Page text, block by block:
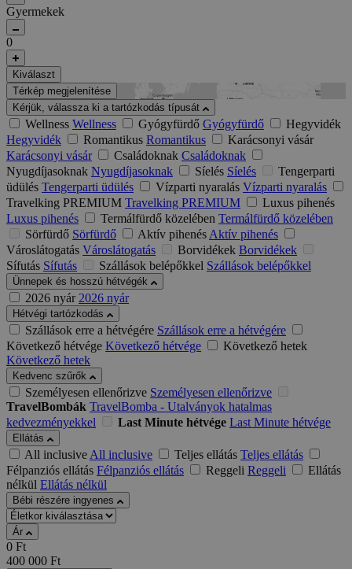
Gyermekek
0
Kiválaszt
Térkép megjelenítése
Kérjük, válassza ki a tartózkodás típusát
Wellness Wellness Gyógyfürdő Gyógyfürdő
Hegyvidék
Hegyvidék
Romantikus Romantikus
Karácsonyi vásár
Karácsonyi vásár
Családoknak Családoknak
Nyugdíjasoknak Nyugdíjasoknak Síelés Síelés
Tengerparti
üdülés Tengerparti üdülés Vízparti nyaralás Vízparti nyaralás
Travelking PREMIUM Travelking PREMIUM
Luxus pihenés
Luxus pihenés
Termálfürdő közelében Termálfürdő közelében
Sörfürdő Sörfürdő Aktív pihenésAktív pihenés
Városlátogatás Városlátogatás Borvidékek Borvidékek
Sífutás Sífutás Szállások belépőkkel Szállások belépőkkel
Ünnepek és hosszú hétvégék
2026 nyár 2026 nyár
Hétvégi tartózkodás
Szállások erre a hétvégére Szállások erre a hétvégére
Következő hétvége Következő hétvége
Következő hetek
Következő hetek
Kedvenc szűrők
Személyesen ellenőrizve Személyesen ellenőrizve
TravelBombák TravelBomba - Utalványok hatalmas
kedvezményekkel
Last Minute hétvége Last Minute hétvége
Ellátás
All inclusiveAll inclusive Teljes ellátás Teljes ellátás
Félpanziós ellátás Félpanziós ellátás Reggeli Reggeli
Ellátás
nélkül Ellátás nélkül
Bébi részére ingyenes
Ár
0 Ft
400 000 Ft